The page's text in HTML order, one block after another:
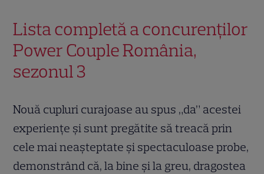
Lista completă a concurenților
Power Couple România,
sezonul 3
Nouă cupluri curajoase au spus „da” acestei
experiențe și sunt pregătite să treacă prin
cele mai neașteptate și spectaculoase probe,
demonstrând că, la bine și la greu, dragostea